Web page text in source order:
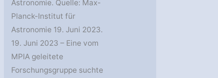
Astronomie. Quelle: Max-
Planck-Institut für
Astronomie 19. Juni 2023.
19. Juni 2023 – Eine vom
MPIA geleitete
Forschungsgruppe suchte